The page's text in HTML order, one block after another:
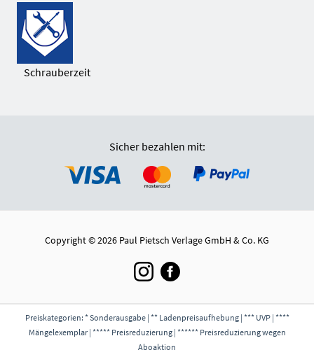
Schrauberzeit
Sicher bezahlen mit:
Copyright © 2026 Paul Pietsch Verlage GmbH & Co. KG
Preiskategorien: * Sonderausgabe | ** Ladenpreisaufhebung | *** UVP | ****
Mängelexemplar | ***** Preisreduzierung | ****** Preisreduzierung wegen
Aboaktion